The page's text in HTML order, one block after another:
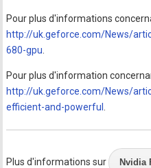
Pour plus d'informations
http://uk.geforce.com/News/
680-gpu
Pour plus d'information
http://uk.geforce.com/News/
efficient-and-powerful
Plus d'informations sur Nvidia